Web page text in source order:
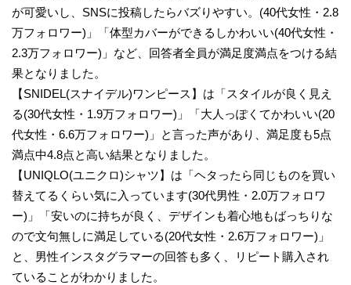
が可愛いし、SNSに投稿したらバズりやすい。(40代女性・2.8
万フォロワー)」「体型カバーができるしかわいい(40代女性・
2.3万フォロワー)」など、回答者全員が満足度満点をつける結
果となりました。
【SNIDEL(スナイデル)ワンピース】は「スタイルが良く見え
る(30代女性・1.9万フォロワー)」「大人っぽくてかわいい(20
代女性・6.6万フォロワー)」と言った声があり、満足度も5点
満点中4.8点と高い結果となりました。
【UNIQLO(ユニクロ)シャツ】は「ヘタったら同じものを買い
替えてるくらい気に入っています(30代男性・2.0万フォロワ
ー)」「安いのに持ちが良く、デザインも着心地もばっちりな
ので文句無しに満足している(20代女性・2.6万フォロワー)」
と、男性インスタグラマーの回答も多く、リピート購入され
ていることがわかりました。